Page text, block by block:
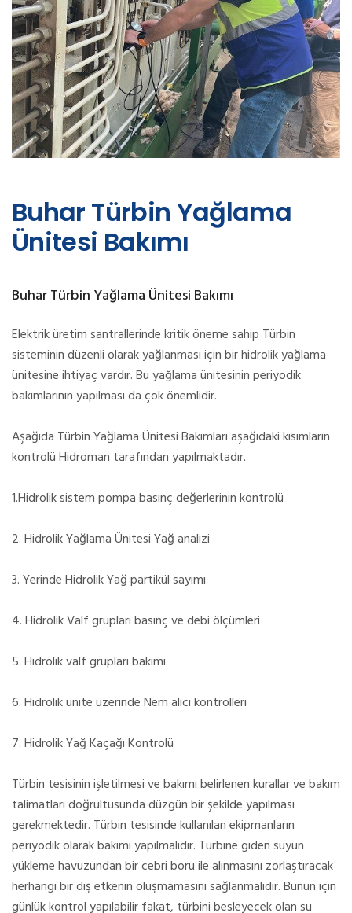
Buhar Türbin Yağlama
Ünitesi Bakımı
Buhar Türbin Yağlama Ünitesi Bakımı
Elektrik üretim santrallerinde kritik öneme sahip Türbin
sisteminin düzenli olarak yağlanması için bir hidrolik yağlama
ünitesine ihtiyaç vardır. Bu yağlama ünitesinin periyodik
bakımlarının yapılması da çok önemlidir.
Aşağıda Türbin Yağlama Ünitesi Bakımları aşağıdaki kısımların
kontrolü Hidroman tarafından yapılmaktadır.
1.Hidrolik sistem pompa basınç değerlerinin kontrolü
2. Hidrolik Yağlama Ünitesi Yağ analizi
3. Yerinde Hidrolik Yağ partikül sayımı
4. Hidrolik Valf grupları basınç ve debi ölçümleri
5. Hidrolik valf grupları bakımı
6. Hidrolik ünite üzerinde Nem alıcı kontrolleri
7. Hidrolik Yağ Kaçağı Kontrolü
Türbin tesisinin işletilmesi ve bakımı belirlenen kurallar ve bakım
talimatları doğrultusunda düzgün bir şekilde yapılması
gerekmektedir. Türbin tesisinde kullanılan ekipmanların
periyodik olarak bakımı yapılmalıdır. Türbine giden suyun
yükleme havuzundan bir cebri boru ile alınmasını zorlaştıracak
herhangi bir dış etkenin oluşmamasını sağlanmalıdır. Bunun için
günlük kontrol yapılabilir fakat, türbini besleyecek olan su